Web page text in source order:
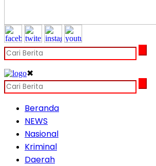
✖
Beranda
NEWS
Nasional
Kriminal
Daerah